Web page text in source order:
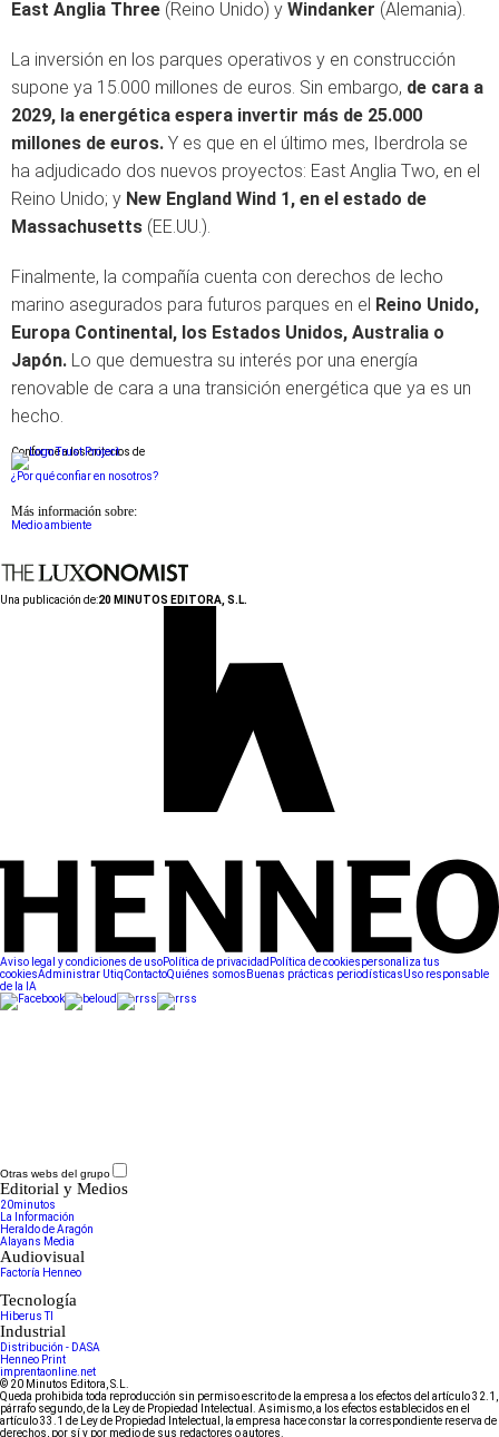
East Anglia Three (Reino Unido) y Windanker (Alemania).
La inversión en los parques operativos y en construcción
supone ya 15.000 millones de euros. Sin embargo, de cara a
2029, la energética espera invertir más de 25.000
millones de euros. Y es que en el último mes, Iberdrola se
ha adjudicado dos nuevos proyectos: East Anglia Two, en el
Reino Unido; y New England Wind 1, en el estado de
Massachusetts (EE.UU.).
Finalmente, la compañía cuenta con derechos de lecho
marino asegurados para futuros parques en el Reino Unido,
Europa Continental, los Estados Unidos, Australia o
Japón. Lo que demuestra su interés por una energía
renovable de cara a una transición energética que ya es un
hecho.
Conforme a los criterios de
¿Por qué confiar en nosotros?
Más información sobre:
Medio ambiente
Una publicación de:20 MINUTOS EDITORA, S.L.
Aviso legal y condiciones de usoPolítica de privacidad Política de cookiespersonaliza tus
cookiesAdministrar UtiqContactoQuiénes somos Buenas prácticas periodísticasUso responsable
de la IA
Otras webs del grupo
Editorial y Medios
20minutos
La Información
Heraldo de Aragón
Alayans Media
Audiovisual
Factoría Henneo
Tecnología
Hiberus TI
Industrial
Distribución - DASA
Henneo Print
imprentaonline.net
© 20 Minutos Editora, S.L.
Queda prohibida toda reproducción sin permiso escrito de la empresa a los efectos del artículo 32.1,
párrafo segundo, de la Ley de Propiedad Intelectual. Asimismo, a los efectos establecidos en el
artículo 33.1 de Ley de Propiedad Intelectual, la empresa hace constar la correspondiente reserva de
derechos, por sí y por medio de sus redactores o autores.